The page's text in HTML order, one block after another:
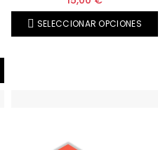
SELECCIONAR OPCIONES